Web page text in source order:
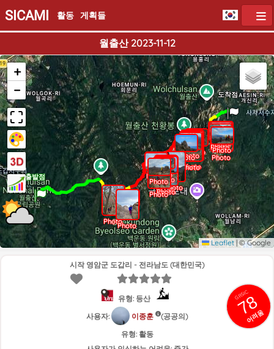
SICAMI 활동 게획들
월출산 2023-11-12
출발점
도착점
Photo
Photo
Photo
Photo
Photo
Photo
Photo
Photo
Photo
Photo
Photo
Photo
Photo
Photo
Photo
Photo
Photo
Photo
Photo
Photo
Photo
Photo
Photo
Photo
Photo
Photo
Photo
Photo
Photo
Photo
Photo
Photo
Photo
Photo
Photo
Photo
Photo
Photo
Photo
Photo
+
−
Leaflet |© Google
GRSIC
78
어려움
시작 영암군 도갑리 - 전라남도 (대한민국)
유형: 등산
사용자:
이종훈
(공공의)
유형: 활동